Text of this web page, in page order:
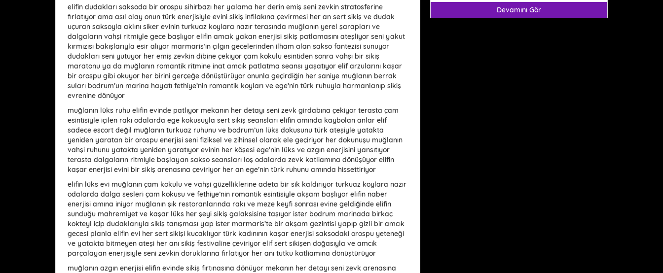
elifin dudakları saksoda bir orospu sihirbazı her yalama her derin emiş seni zevkin stratosferine
fırlatıyor ama asıl olay onun türk enerjisiyle evini sikiş infilakına çevirmesi her an sert sikiş ve dudak
uçuran saksoyla aklını siker evinin turkuaz koylara nazır terasında muğlanın yerel şarapları ve
dalgaların vahşi ritmiyle gece başlıyor elifin amcık yakan enerjisi sikiş patlamasını ateşliyor seni yakut
kırmızısı bakışlarıyla esir alıyor marmaris’in çılgın gecelerinden ilham alan sakso fantezisi sunuyor
dudakları seni yutuyor her emiş zevkin dibine çekiyor çam kokulu esintiden sonra vahşi bir sikiş
maratonu ya da muğlanın romantik ritmine inat amcık patlatma seansı yaşatıyor elif arzularını kaşar
bir orospu gibi okuyor her birini gerçeğe dönüştürüyor onunla geçirdiğin her saniye muğlanın berrak
suları bodrum’un marina hayatı fethiye’nin romantik koyları ve ege’nin türk ruhuyla harmanlanıp sikiş
evrenine dönüyor
muğlanın lüks ruhu elifin evinde patlıyor mekanın her detayı seni zevk girdabına çekiyor terasta çam
esintisiyle içilen rakı odalarda ege kokusuyla sert sikiş seansları elifin amında kaybolan anlar elif
sadece escort değil muğlanın turkuaz ruhunu ve bodrum’un lüks dokusunu türk ateşiyle yatakta
yeniden yaratan bir orospu enerjisi seni fiziksel ve zihinsel olarak ele geçiriyor her dokunuşu muğlanın
vahşi ruhunu yatakta yeniden yaratıyor evinin her köşesi ege’nin lüks ve azgın enerjisini yansıtıyor
terasta dalgaların ritmiyle başlayan sakso seansları loş odalarda zevk katliamına dönüşüyor elifin
kaşar enerjisi evini bir sikiş arenasına çeviriyor her an ege’nin türk ruhunu amında hissettiriyor
elifin lüks evi muğlanın çam kokulu ve vahşi güzelliklerine adeta bir sik kaldırıyor turkuaz koylara nazır
odalarda dalga sesleri çam kokusu ve fethiye’nin romantik esintisiyle akşam başlıyor elifin naber
enerjisi amına iniyor muğlanın şık restoranlarında rakı ve meze keyfi sonrası evine geldiğinde elifin
sunduğu mahremiyet ve kaşar lüks her şeyi sikiş galaksisine taşıyor ister bodrum marinada birkaç
kokteyl içip dudaklarıyla sikiş tanışması yap ister marmaris’te bir akşam gezintisi yapıp gizli bir amcık
gecesi planla elifin evi her sert sikişi kucaklıyor türk kadınının kaşar enerjisi saksodaki orospu yeteneği
ve yatakta bitmeyen ateşi her anı sikiş festivaline çeviriyor elif sert sikişen doğasıyla ve amcık
parçalayan enerjisiyle seni zevkin doruklarına fırlatıyor her anı tutku katliamına dönüştürüyor
muğlanın azgın enerjisi elifin evinde sikiş fırtınasına dönüyor mekanın her detayı seni zevk arenasına
Devamını Gör